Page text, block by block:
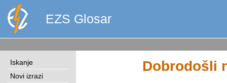
EZS Glosar
Iskanje
Novi izrazi
Dobrodošli